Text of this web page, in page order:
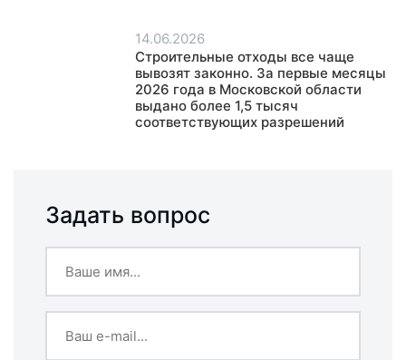
14.06.2026
Строительные отходы все чаще
вывозят законно. За первые месяцы
2026 года в Московской области
выдано более 1,5 тысяч
соответствующих разрешений
Задать вопрос